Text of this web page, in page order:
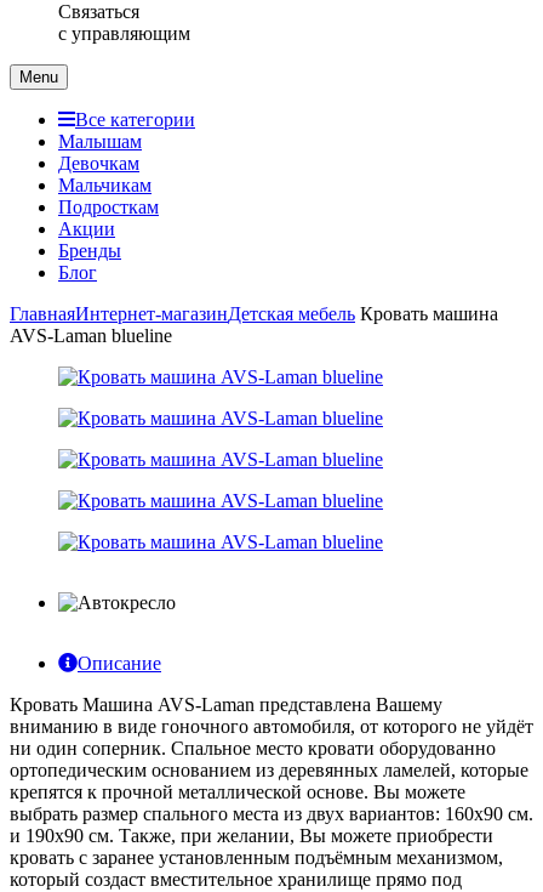
Связаться
с управляющим
Menu
Все категории
Малышам
Девочкам
Мальчикам
Подросткам
Акции
Бренды
Блог
ГлавнаяИнтернет-магазинДетская мебель Кровать машина
AVS-Laman blueline
Описание
Кровать Машина AVS-Laman представлена Вашему
вниманию в виде гоночного автомобиля, от которого не уйдёт
ни один соперник. Спальное место кровати оборудованно
ортопедическим основанием из деревянных ламелей, которые
крепятся к прочной металлической основе. Вы можете
выбрать размер спального места из двух вариантов: 160x90 см.
и 190x90 см. Также, при желании, Вы можете приобрести
кровать с заранее установленным подъёмным механизмом,
который создаст вместительное хранилище прямо под